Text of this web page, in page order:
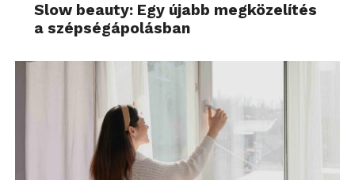
Slow beauty: Egy újabb megközelítés
a szépségápolásban